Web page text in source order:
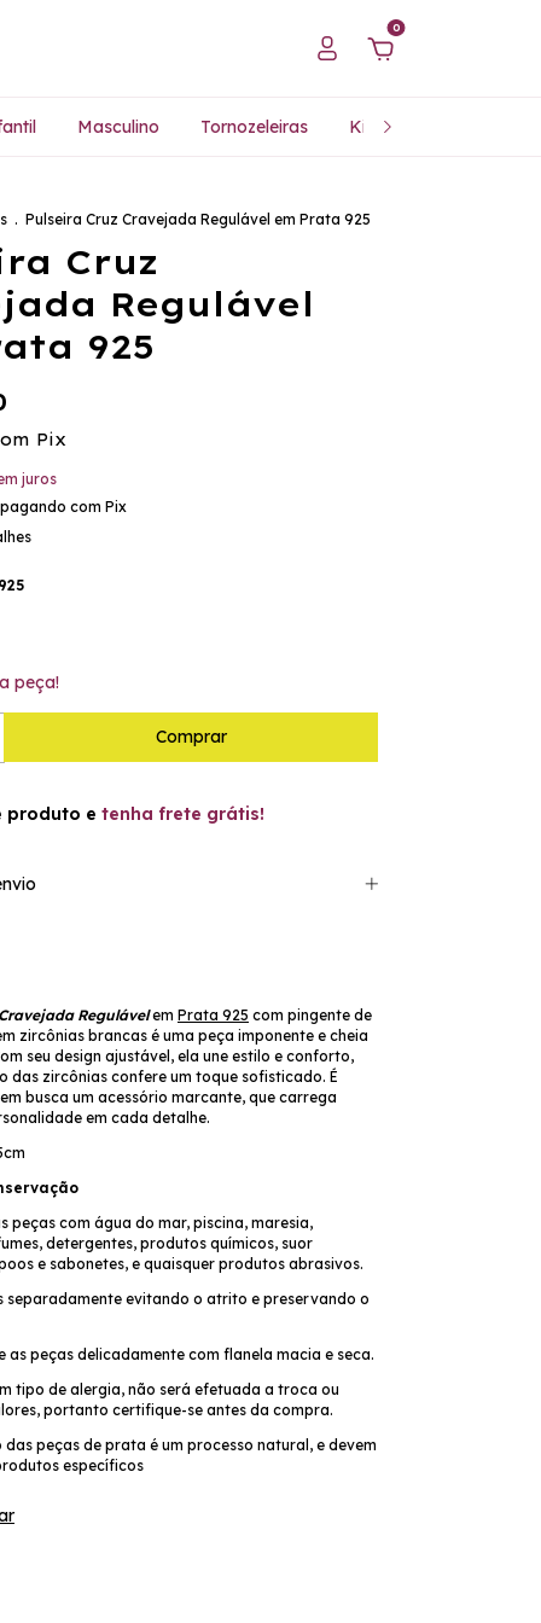
0
Masculino Tornozeleiras Kits Especiais
. Pulseira Cruz Cravejada Regulável em Prata 925
Cruz
Regulável
925
Pix
juros
pagando com Pix
peça!
produto e tenha frete grátis!
Regulávelem Prata 925 com pingente de
zircônias brancas é uma peça imponente e cheia
seu design ajustável, ela une estilo e conforto,
das zircônias confere um toque sofisticado. É
busca um acessório marcante, que carrega
em cada detalhe.
peças com água do mar, piscina, maresia,
detergentes, produtos químicos, suor
e sabonetes, e quaisquer produtos abrasivos.
separadamente evitando o atrito e preservando o
as peças delicadamente com flanela macia e seca.
tipo de alergia, não será efetuada a troca ou
portanto certifique-se antes da compra.
das peças de prata é um processo natural, e devem
específicos